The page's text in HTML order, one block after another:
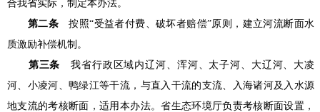
合我省实际，制定本办法。
第二条 按照“受益者付费、破坏者赔偿”原则，建立河流断面水
质激励补偿机制。
第三条 我省行政区域内辽河、浑河、太子河、大辽河、大凌
河、小凌河、鸭绿江等干流，与直入干流的支流、入海诸河及入水源
地支流的考核断面，适用本办法。省生态环境厅负责考核断面设置，